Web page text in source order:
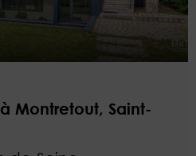
Montretout, Saint-